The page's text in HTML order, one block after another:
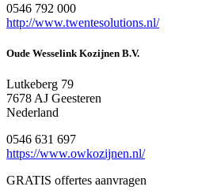
0546 792 000
http://www.twentesolutions.nl/
Oude Wesselink Kozijnen B.V.
Lutkeberg 79
7678 AJ Geesteren
Nederland
0546 631 697
https://www.owkozijnen.nl/
GRATIS offertes aanvragen